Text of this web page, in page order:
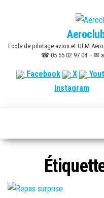
content
Ecole de pilotage avion et ULM
☎ 05 55 02 97 04 – ✉
Facebook X
Instagram